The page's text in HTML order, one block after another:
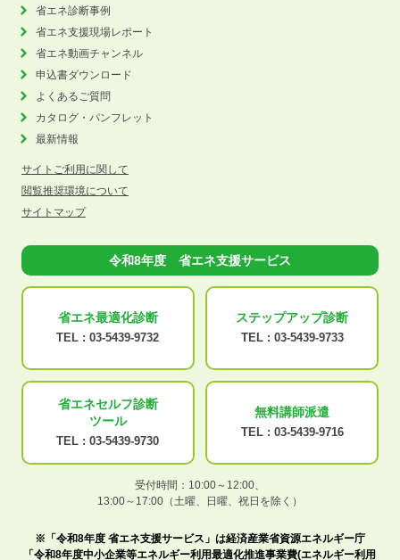
省エネ診断事例
省エネ支援現場レポート
省エネ動画チャンネル
申込書ダウンロード
よくあるご質問
カタログ・パンフレット
最新情報
サイトご利用に関して
閲覧推奨環境について
サイトマップ
令和8年度 省エネ支援サービス
省エネ最適化診断
TEL : 03-5439-9732
ステップアップ診断
TEL : 03-5439-9733
省エネセルフ診断
ツール
TEL : 03-5439-9730
無料講師派遣
TEL : 03-5439-9716
受付時間：10:00～12:00、
13:00～17:00（土曜、日曜、祝日を除く）
※「令和8年度 省エネ支援サービス」は経済産業省資源エネルギー庁
「令和8年度中小企業等エネルギー利用最適化推進事業費(エネルギー利用